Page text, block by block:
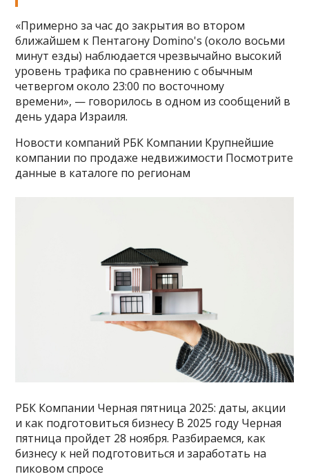
«Примерно за час до закрытия во втором
ближайшем к Пентагону Domino's (около восьми
минут езды) наблюдается чрезвычайно высокий
уровень трафика по сравнению с обычным
четвергом около 23:00 по восточному
времени», — говорилось в одном из сообщений в
день удара Израиля.
Новости компаний РБК Компании Крупнейшие
компании по продаже недвижимости Посмотрите
данные в каталоге по регионам
РБК Компании Черная пятница 2025: даты, акции
и как подготовиться бизнесу В 2025 году Черная
пятница пройдет 28 ноября. Разбираемся, как
бизнесу к ней подготовиться и заработать на
пиковом спросе